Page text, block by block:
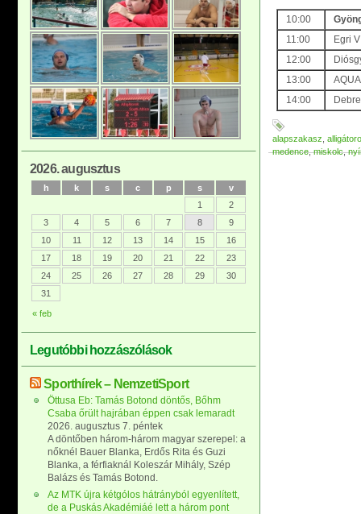
10:00
11:00
Egri
12:00
13:00
14:00
alapszakasz
medence,miskolc,
2026. augusztus
h k s c p s v
« feb
1
2
3
4 5 6 7 8
9
10
11 12 13 14 15
16
17
18 19 20 21 22
23
24
25 26 27 28 29
30
31
Legutóbbi hozzászólások
Sporthírek – NemzetiSport
Öttusa Eb: Tamás Botond döntős, Bőhm
Csaba őrült hajrában éppen csak lemaradt
2026. augusztus 7. péntek
A döntőben három-három magyar szerepel: a
nőknél Bauer Blanka, Erdős Rita és Guzi
Blanka, a férfiaknál Koleszár Mihály, Szép
Balázs és Tamás Botond.
Az MTK újra kétgólos hátrányból egyenlített,
de a Puskás Akadémiáé lett a három pont